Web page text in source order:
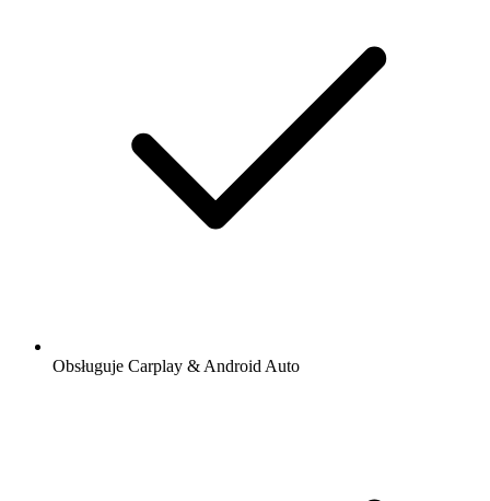
Obsługuje Carplay & Android Auto